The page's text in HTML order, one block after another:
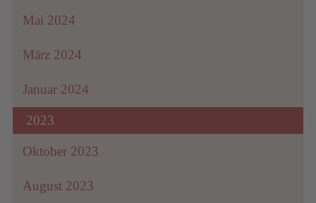
Mai 2024
März 2024
Januar 2024
2023
Oktober 2023
August 2023